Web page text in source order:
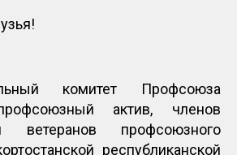
комитет Профсоюза
актив, членов
профсоюзного
республиканской